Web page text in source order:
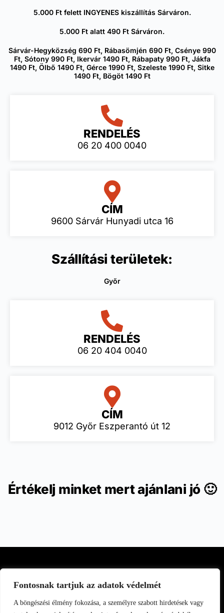
Fontosnak tartjuk az adatok védelmét
A böngészési élmény fokozása, a személyre szabott hirdetések vagy
5.000 Ft felett INGYENES kiszállítás Sárváron.
5.000 Ft alatt 490 Ft Sárváron.
Sárvár-Hegyközség 690 Ft, Rábasömjén 690 Ft, Csénye 990
Ft, Sótony 990 Ft, Ikervár 1490 Ft, Rábapaty 990 Ft, Jákfa
1490 Ft, Ölbő 1490 Ft, Gérce 1990 Ft, Szeleste 1990 Ft, Sitke
1490 Ft, Bögöt 1490 Ft
RENDELÉS
06 20 400 0040
CÍM
9600 Sárvár Hunyadi utca 16
Szállítási területek:
Győr
RENDELÉS
06 20 404 0040
CÍM
9012 Győr Eszperantó út 12
Értékelj minket mert ajánlani jó 🙂